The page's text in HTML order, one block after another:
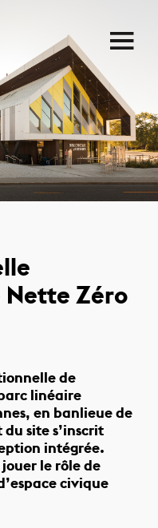
Zéro
de
linéaire
en banlieue de
site s’inscrit
intégrée.
jouer le rôle de
civique